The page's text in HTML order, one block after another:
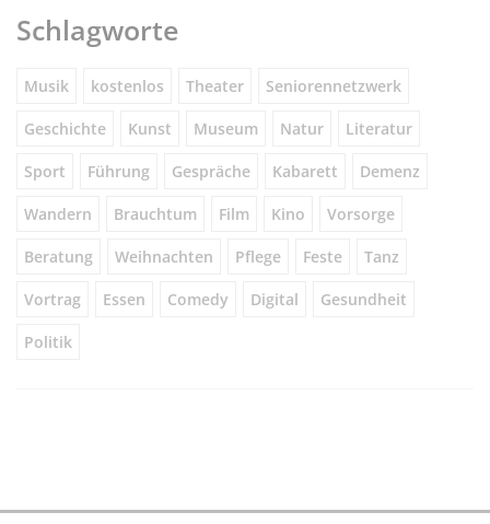
Schlagworte
Musik kostenlos Theater Seniorennetzwerk
Geschichte Kunst Museum Natur Literatur
Sport Führung Gespräche Kabarett Demenz
Wandern Brauchtum Film Kino Vorsorge
Beratung Weihnachten Pflege Feste Tanz
Vortrag Essen Comedy Digital Gesundheit
Politik